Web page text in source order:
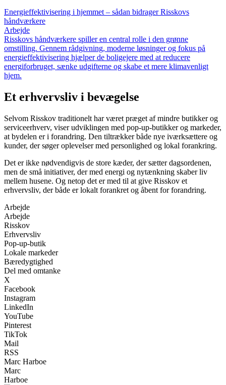
Energieffektivisering i hjemmet – sådan bidrager Risskovs
håndværkere
Arbejde
Risskovs håndværkere spiller en central rolle i den grønne
omstilling. Gennem rådgivning, moderne løsninger og fokus på
energieffektivisering hjælper de boligejere med at reducere
energiforbruget, sænke udgifterne og skabe et mere klimavenligt
hjem.
Et erhvervsliv i bevægelse
Selvom Risskov traditionelt har været præget af mindre butikker og
serviceerhverv, viser udviklingen med pop-up-butikker og markeder,
at bydelen er i forandring. Den tiltrækker både nye iværksættere og
kunder, der søger oplevelser med personlighed og lokal forankring.
Det er ikke nødvendigvis de store kæder, der sætter dagsordenen,
men de små initiativer, der med energi og nytænkning skaber liv
mellem husene. Og netop det er med til at give Risskov et
erhvervsliv, der både er lokalt forankret og åbent for forandring.
Arbejde
Arbejde
Risskov
Erhvervsliv
Pop-up-butik
Lokale markeder
Bæredygtighed
Del med omtanke
X
Facebook
Instagram
LinkedIn
YouTube
Pinterest
TikTok
Mail
RSS
Marc Harboe
Marc
Harboe